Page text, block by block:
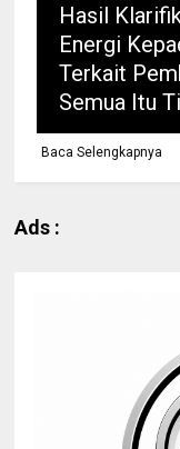
Hasil
Energi
Terkait
Semua Itu
Baca Selengkapnya
Ads :